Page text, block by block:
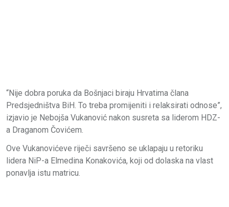
“Nije dobra poruka da Bošnjaci biraju Hrvatima člana
Predsjedništva BiH. To treba promijeniti i relaksirati odnose”,
izjavio je Nebojša Vukanović nakon susreta sa liderom HDZ-
a Draganom Čovićem.
Ove Vukanovićeve riječi savršeno se uklapaju u retoriku
lidera NiP-a Elmedina Konakovića, koji od dolaska na vlast
ponavlja istu matricu.